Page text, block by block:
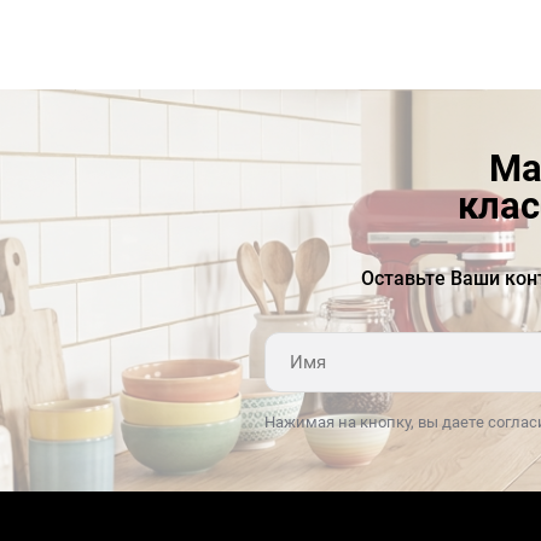
Для полного выдвижения внутренних ящиков
минимум на 110 градусов (325 мм)
Оставьте Ваши
Нажимая на кнопку, вы даете